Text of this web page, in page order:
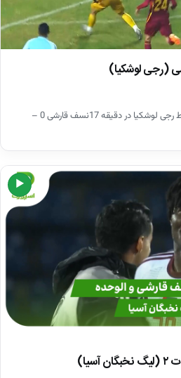
(رجی لوشکیا)
گل اول تراکتور به نسف قارشی توسط رجی لوشکیا در دقیقه 17نسف قارشی 0 –
▶